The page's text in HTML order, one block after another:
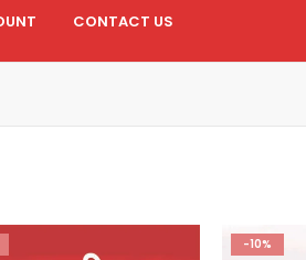
CONTACT US
-10%